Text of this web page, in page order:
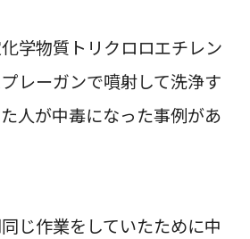
学物質トリクロロエチレン
レーガンで噴射して洗浄す
人が中毒になった事例があ
じ作業をしていたために中